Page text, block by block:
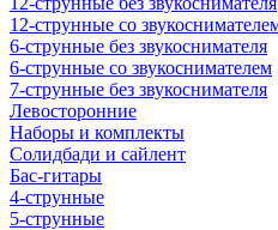
12-струнные со
6-струнные без звукоснимателя
6-струнные со звукоснимателем
7-струнные без звукоснимателя
Левосторонние
Наборы и комплекты
Солидбади и сайлент
Бас-гитары
4-струнные
5-струнные